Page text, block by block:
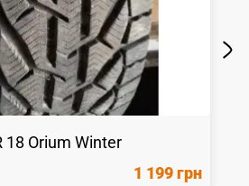
18 Orium Winter
1 199 грн